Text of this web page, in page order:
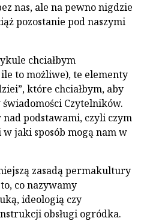
nas, ale na pewno nigdzie
pozostanie pod naszymi
chciałbym
to możliwe), te elementy
które chciałbym, aby
świadomości Czytelników.
podstawami, czyli czym
jaki sposób mogą nam w
zasadą permakultury
co nazywamy
ideologią czy
obsługi ogródka.